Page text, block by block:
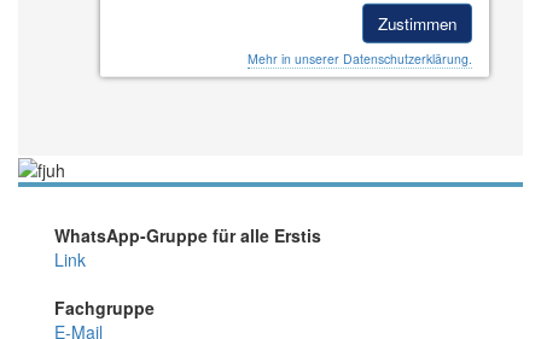
Zustimmen
Mehr in unserer Datenschutzerklärung.
WhatsApp-Gruppe für alle Erstis
Link
Fachgruppe
E-Mail